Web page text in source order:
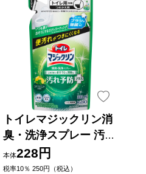
トイレマジックリン消
臭・洗浄スプレー 汚れ
予防プラス シトラスミ
ントの香り つめかえ用
本体228円
税率10％ 250円（税込）